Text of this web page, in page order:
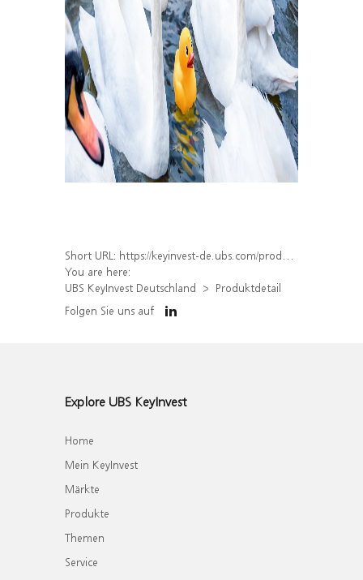
Short URL: https://keyinvest-de.ubs.com/produkt/detail/index/isin/DE000WA7F2V8
You are here:
UBS KeyInvest Deutschland
Produktdetail
Folgen Sie uns auf
Explore UBS KeyInvest
Home
Mein KeyInvest
Märkte
Produkte
Themen
Service